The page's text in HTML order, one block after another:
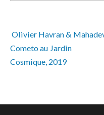
Olivier Havran & Mahadev
Cometo au Jardin
Cosmique, 2019